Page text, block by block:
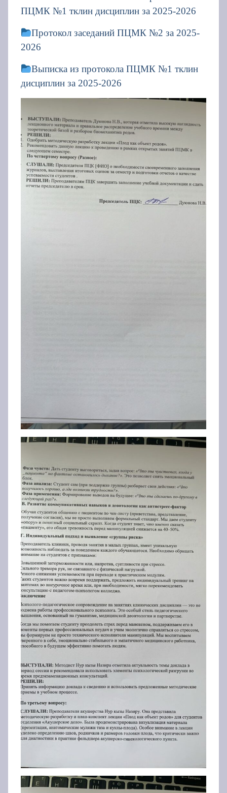
ПЦМК №1 тклин дисциплин за 2025-2026
Протокол заседаний ПЦМК №2 за 2025-
2026
Выписка из протокола ПЦМК №1 тклин
дисциплин за 2025-2026